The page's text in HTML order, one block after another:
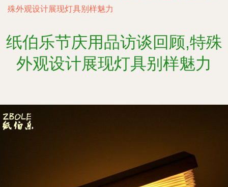
殊外观设计展现灯具别样魅力
纸伯乐节庆用品访谈回顾,特殊
外观设计展现灯具别样魅力